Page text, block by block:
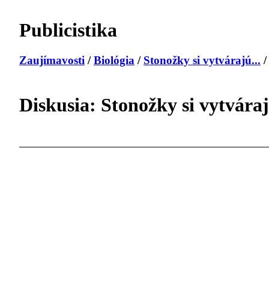
Publicistika
Zaujímavosti /Biológia / Stonožky si vytvárajú... /
Diskusia: Stonožky si